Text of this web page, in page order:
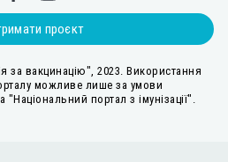
проєкт
за вакцинацію", 2023. Використання
можливе лише за умови
портал з імунізації".